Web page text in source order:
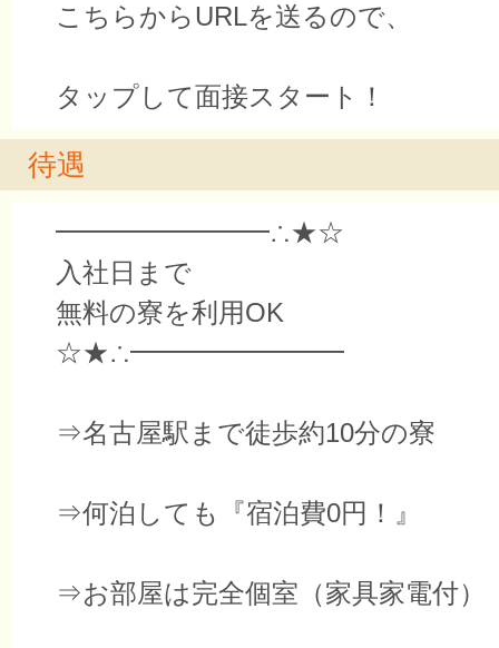
こちらからURLを送るので、
タップして面接スタート！
待遇
━━━━━━━━∴★☆
入社日まで
無料の寮を利用OK
☆★∴━━━━━━━━
⇒名古屋駅まで徒歩約10分の寮
⇒何泊しても『宿泊費0円！』
⇒お部屋は完全個室（家具家電付）